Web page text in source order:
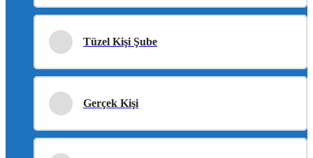
Tüzel Kişi Şube
Gerçek Kişi